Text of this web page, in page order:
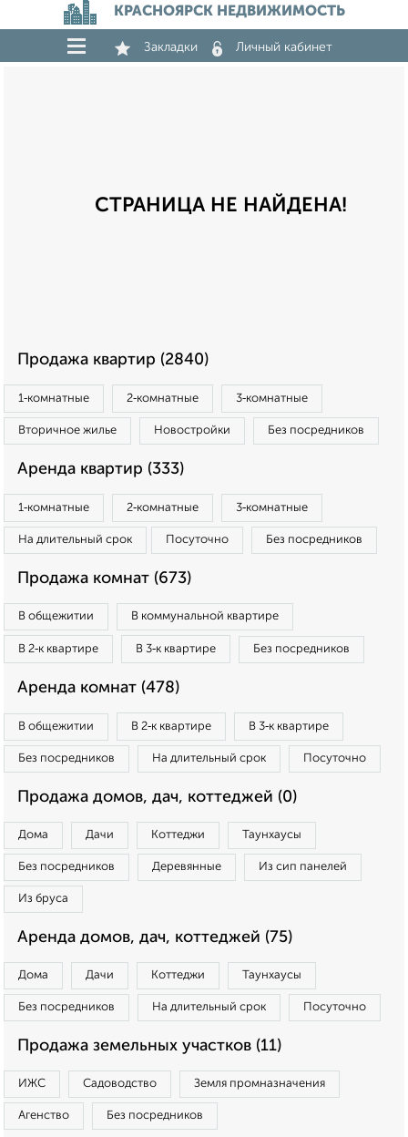
КРАСНОЯРСК НЕДВИЖИМОСТЬ
Закладки Личный кабинет
СТРАНИЦА НЕ НАЙДЕНА!
Продажа квартир (2840)
1‑комнатные 2‑комнатные 3‑комнатные
Вторичное жилье Новостройки Без посредников
Аренда квартир (333)
1‑комнатные 2‑комнатные 3‑комнатные
На длительный срок Посуточно Без посредников
Продажа комнат (673)
В общежитии В коммунальной квартире
В 2‑к квартире В 3‑к квартире Без посредников
Аренда комнат (478)
В общежитии В 2‑к квартире В 3‑к квартире
Без посредников На длительный срок Посуточно
Продажа домов, дач, коттеджей (0)
Дома Дачи Коттеджи Таунхаусы
Без посредников Деревянные Из сип панелей
Из бруса
Аренда домов, дач, коттеджей (75)
Дома Дачи Коттеджи Таунхаусы
Без посредников На длительный срок Посуточно
Продажа земельных участков (11)
ИЖС Садоводство Земля промназначения
Агенство Без посредников